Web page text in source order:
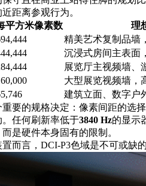
距离参观行为。
平方米像素数
理
精美艺术复制品墙
沉浸式房间主表面
展览厅主视频墙、
大型展览视频墙，
建筑立面、数字户
要的规格决定：像素间距的选
任何刷新率低于3840 Hz的显示
是硬件本身固有的限制。
而言，DCI-P3色域是不可或缺